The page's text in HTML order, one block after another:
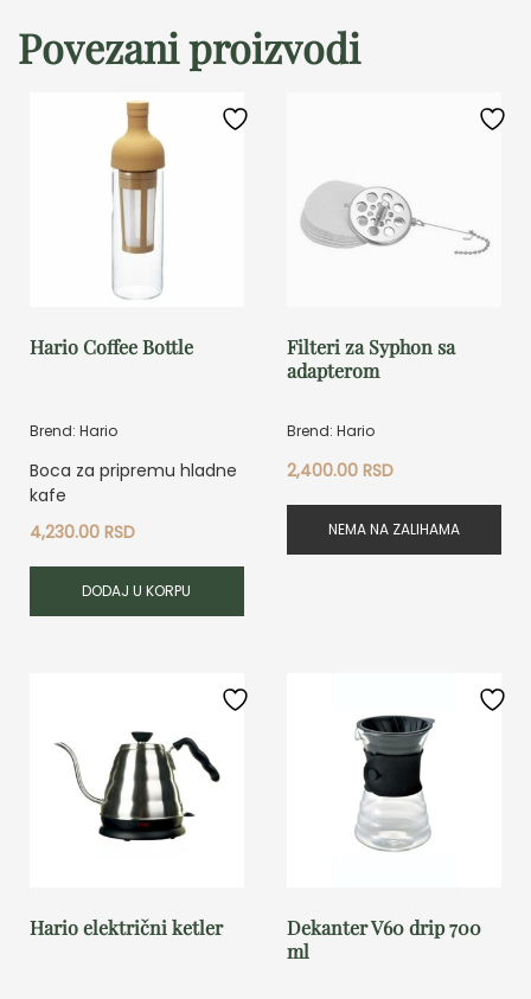
1/100
Povezani proizvodi
Hario Coffee Bottle
Brend: Hario
Boca za pripremu hladne
kafe
4,230.00 RSD
DODAJ U KORPU
Filteri za Syphon sa
adapterom
Brend: Hario
2,400.00RSD
NEMA NA ZALIHAMA
Hario električni ketler
Dekanter V60 drip 700
ml